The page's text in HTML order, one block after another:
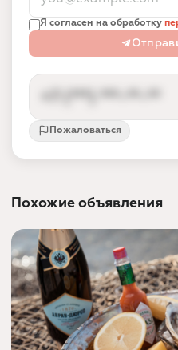
Я согласен на обработку
+7 (***) ***-**-**
людей, а
Пожаловаться
Похожие объявления